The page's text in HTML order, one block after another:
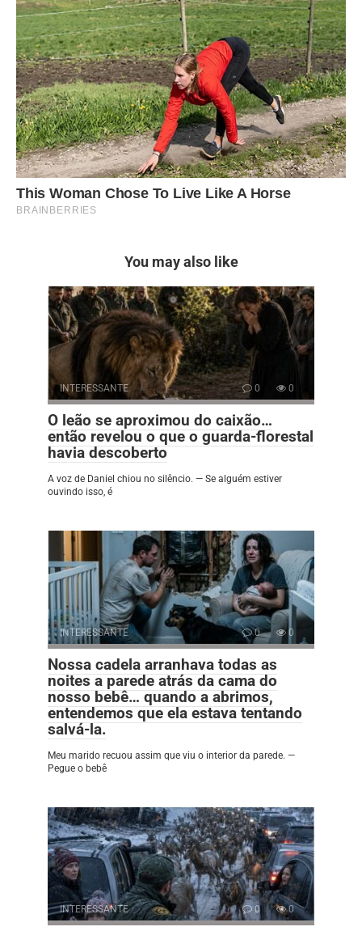
You may also like
INTERESSANTE 0 0
O leão se aproximou do caixão…
então revelou o que o guarda-florestal
havia descoberto
A voz de Daniel chiou no silêncio. — Se alguém estiver
ouvindo isso, é
INTERESSANTE 0 0
Nossa cadela arranhava todas as
noites a parede atrás da cama do
nosso bebê… quando a abrimos,
entendemos que ela estava tentando
salvá-la.
Meu marido recuou assim que viu o interior da parede. —
Pegue o bebê
INTERESSANTE 0 0